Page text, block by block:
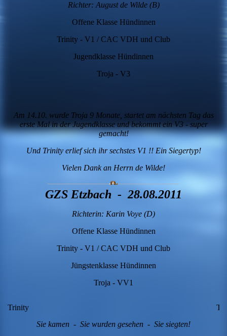
Richter: August de Wilde (B)
Offene Klasse Hündinnen
Trinity - V1 / CAC VDH und Club
Jugendklasse Hündinnen
Troja - V3
Am 14.10. wurde Troja 9 Monate, startet am nächsten Tag das
erste Mal in der Jugendklasse und bekommt ein V3 - super
gemacht!
Und Trinity erlief sich ihr sechstes V1 !! Ein Siegertyp!
Vielen Dank an Herrn de Wilde!
GZS Etzbach - 28.08.2011
Richterin: Karin Voye (D)
Offene Klasse Hündinnen
Trinity - V1 / CAC VDH und Club
Jüngstenklasse Hündinnen
Troja - VV1
Trinity
Sie kamen - Sie wurden gesehen - Sie siegten!